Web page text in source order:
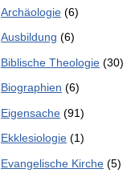
Archäologie (6)
Ausbildung (6)
Biblische Theologie (30)
Biographien (6)
Eigensache (91)
Ekklesiologie (1)
Evangelische Kirche (5)